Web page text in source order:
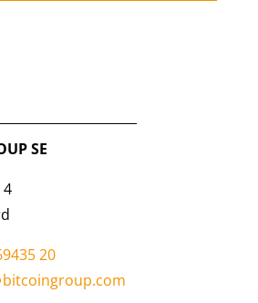
SE
4
20
bitcoingroup.com